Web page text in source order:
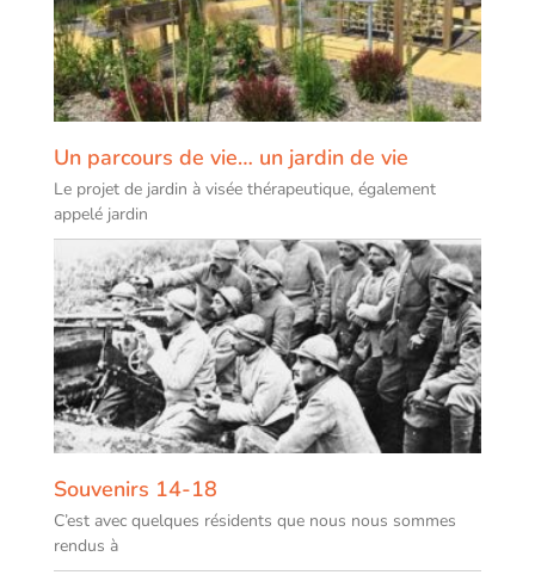
Un parcours de vie… un jardin de vie
Le projet de jardin à visée thérapeutique, également
appelé jardin
Souvenirs 14-18
C’est avec quelques résidents que nous nous sommes
rendus à